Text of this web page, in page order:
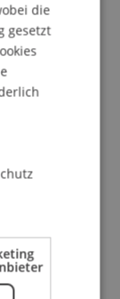
die
gesetzt